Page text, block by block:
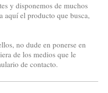
y disponemos de muchos
aquí el producto que busca,
no dude en ponerse en
de los medios que le
de contacto.